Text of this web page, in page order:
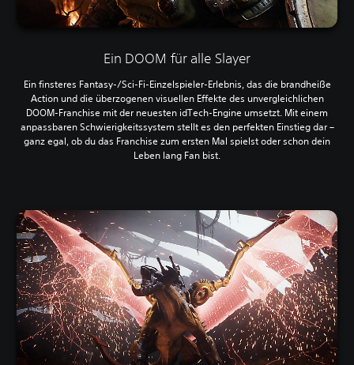
Ein DOOM für alle Slayer
Ein finsteres Fantasy-/Sci-Fi-Einzelspieler-Erlebnis, das die brandheiße
Action und die überzogenen visuellen Effekte des unvergleichlichen
DOOM-Franchise mit der neuesten idTech-Engine umsetzt. Mit einem
anpassbaren Schwierigkeitssystem stellt es den perfekten Einstieg dar –
ganz egal, ob du das Franchise zum ersten Mal spielst oder schon dein
Leben lang Fan bist.